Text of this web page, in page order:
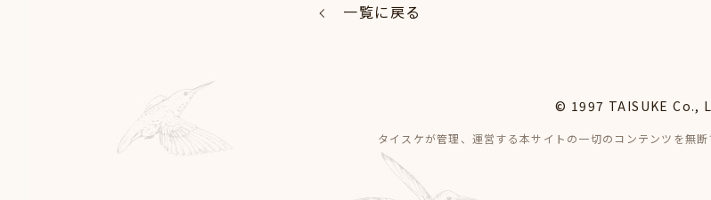
一覧に戻る
© 1997 TAISUKE Co.,
タイスケが管理、運営する本サイトの一切のコンテンツを無